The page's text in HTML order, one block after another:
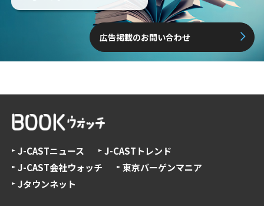
広告掲載のお問い合わせ
J-CASTニュース
J-CASTトレンド
J-CAST会社ウォッチ
東京バーゲンマニア
Jタウンネット